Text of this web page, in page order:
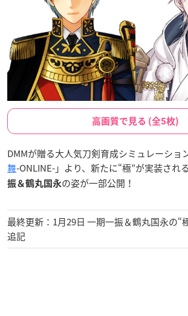
高画質で見る (全5枚)
DMMが贈る大人気刀剣育成シミュレーショ
舞-ONLINE-」より、新たに“極”が実装され
振＆鶴丸国永の姿が一部公開！
最終更新：1月29日 一期一振＆鶴丸国永の“
追記